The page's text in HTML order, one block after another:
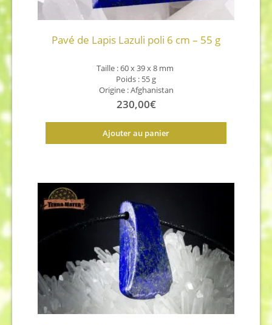
Pavé de Lapis Lazuli poli 6 cm – 55 g
Taille : 60 x 39 x 8 mm
Poids : 55 g
Origine : Afghanistan
230,00€
Ajouter au panier